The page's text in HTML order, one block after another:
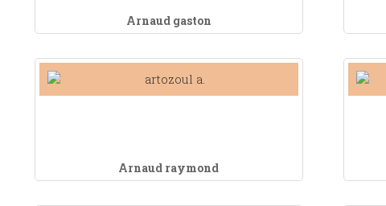
Arnaud gaston
Arnaud raymond